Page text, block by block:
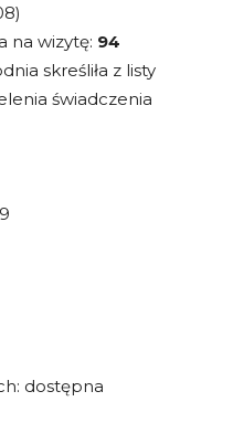
na wizytę: 94
skreśliła z listy
świadczenia
dostępna